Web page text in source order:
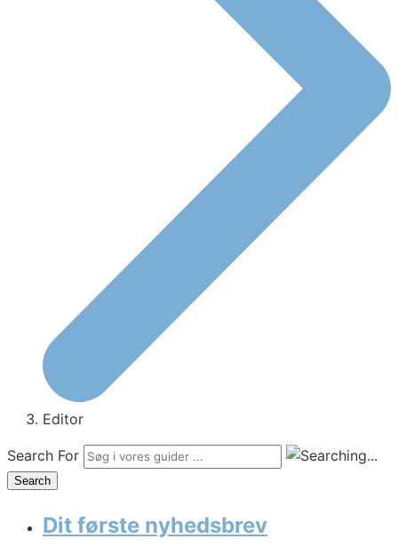
Editor
Search For
Search
Dit første nyhedsbrev